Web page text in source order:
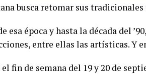
busca retomar sus tradicionales
esa época y hasta la década del
entre ellas las artísticas. Y
el fin de semana del 19 y 20 de